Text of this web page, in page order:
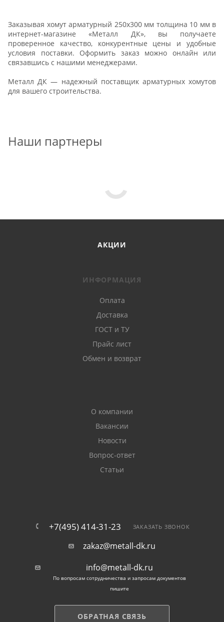
Заказывая хомут арматурный 250х300 мм толщина 10 мм в
интернет-магазине «Металл ДК», вы получаете
проверенное качество, конкурентные цены и удобные
условия поставки. Оформить заказ можно онлайн или
связавшись с нашими менеджерами.
Металл ДК — надежный поставщик арматурных хомутов
для вашего строительства.
Наши партнеры
АКЦИИ
ИНФОРМАЦИЯ
Оплата
Доставка
ГОСТ и ТУ
Прайс лист
Обмен и возврат
О компании
Вакансии
Новости
Вопрос-ответ
Статьи
+7(495) 414-31-23 ЗАКАЗАТЬ ЗВОНОК
zakaz@metall-dk.ru
info@metall-dk.ru
По вопросам сотрудничества и запросам документов
пишите
ОБРАТНАЯ СВЯЗЬ